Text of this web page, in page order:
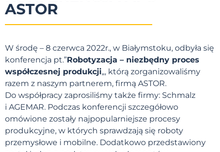
ASTOR
W środę – 8 czerwca 2022r., w Białymstoku, odbyła się
konferencja pt.”Robotyzacja – niezbędny proces
współczesnej produkcji„, którą zorganizowaliśmy
razem z naszym partnerem, firmą ASTOR.
Do współpracy zaprosiliśmy także firmy: Schmalz
i AGEMAR. Podczas konferencji szczegółowo
omówione zostały najpopularniejsze procesy
produkcyjne, w których sprawdzają się roboty
przemysłowe i mobilne. Dodatkowo przedstawiony